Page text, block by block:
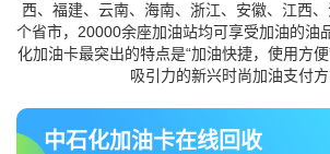
西、福建、云南、海南、浙江、安徽、江西
个省市，20000余座加油站均可享受加油的油
化加油卡最突出的特点是“加油快捷，使用方
吸引力的新兴时尚加油支付方
中石化加油卡在线回收